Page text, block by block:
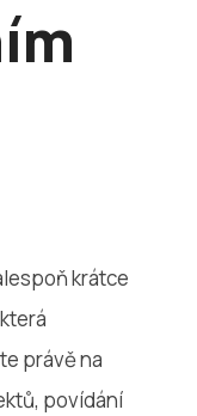
krátce
právě na
povídání